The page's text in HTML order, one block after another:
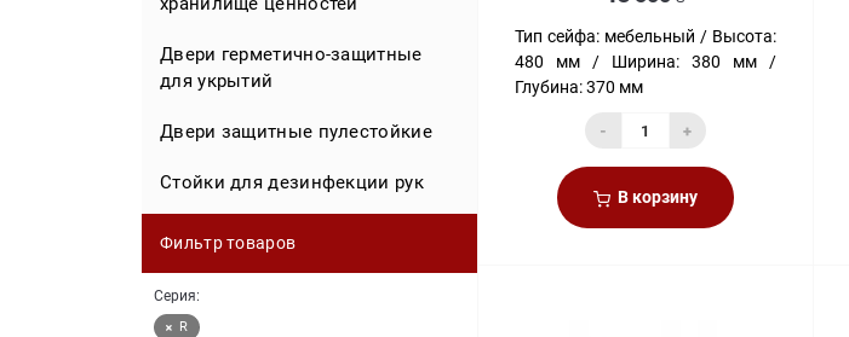
Сейфы эксклюзивные для дома
Сейфы эксклюзивные для офиса
Сейф в дереве
Двери герметично-защитные
для укрытий
Двери защитные пулестойкие
Стойки для дезинфекции рук
Фильтр товаров
Серия:
R
Тип сейфа: мебельный
Высота:
480 мм
Ширина:
380 мм
Глубина: 370 мм
- +
В корзину